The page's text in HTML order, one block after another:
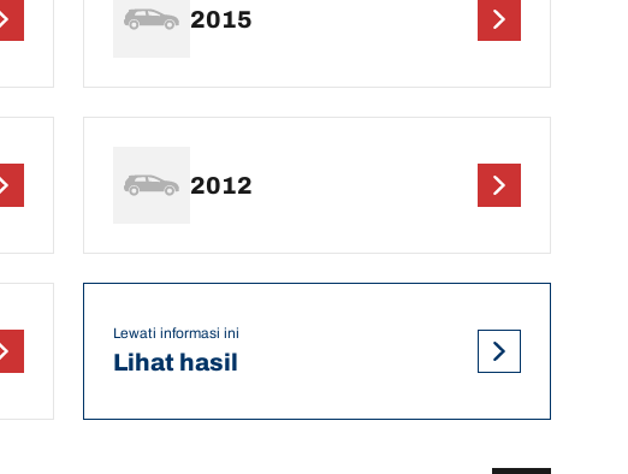
2015
2012
Lewati informasi ini
Lihat hasil